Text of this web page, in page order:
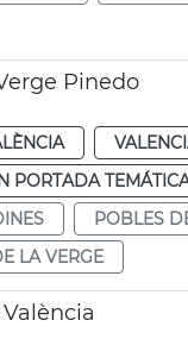
Pinedo
PORTADA
POBLES
LA VERGE